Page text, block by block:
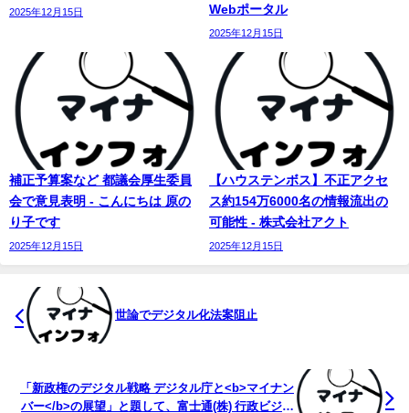
2025年12月15日
Webポータル
2025年12月15日
補正予算案など 都議会厚生委員
会で意見表明 - こんにちは 原の
り子です
2025年12月15日
【ハウステンボス】不正アクセ
ス約154万6000名の情報流出の
可能性 - 株式会社アクト
2025年12月15日
世論でデジタル化法案阻止
「新政権のデジタル戦略 デジタル庁と<b>マイナン
バー</b>の展望」と題して、富士通(株) 行政ビジネ